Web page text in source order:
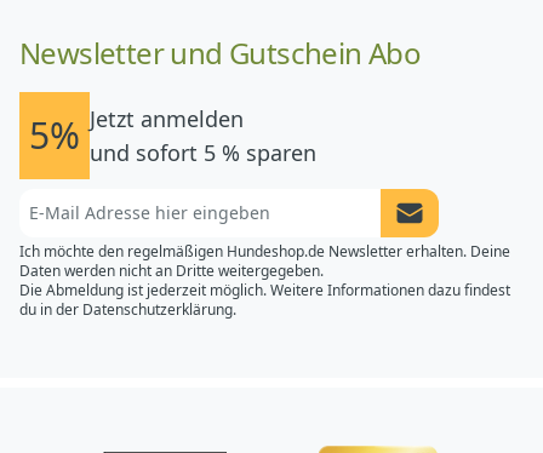
Newsletter und Gutschein Abo
5% Jetzt anmelden
und sofort 5 % sparen
Newsletter
Ich möchte den regelmäßigen Hundeshop.de Newsletter erhalten. Deine
Daten werden nicht an Dritte weitergegeben.
Die Abmeldung ist jederzeit möglich. Weitere Informationen dazu findest
du in der Datenschutzerklärung.